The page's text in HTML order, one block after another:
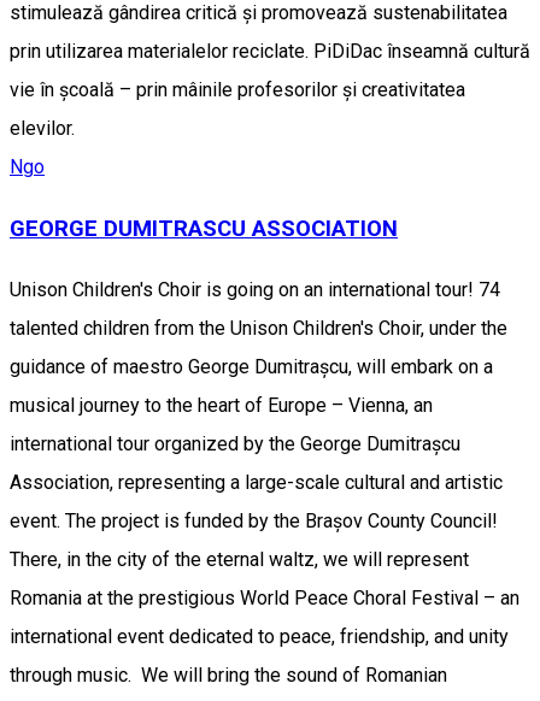
stimulează gândirea critică și promovează sustenabilitatea
prin utilizarea materialelor reciclate. PiDiDac înseamnă cultură
vie în școală – prin mâinile profesorilor și creativitatea
elevilor.
Ngo
GEORGE DUMITRASCU ASSOCIATION
Unison Children's Choir is going on an international tour! 74
talented children from the Unison Children's Choir, under the
guidance of maestro George Dumitrașcu, will embark on a
musical journey to the heart of Europe – Vienna, an
international tour organized by the George Dumitrașcu
Association, representing a large-scale cultural and artistic
event. The project is funded by the Brașov County Council!
There, in the city of the eternal waltz, we will represent
Romania at the prestigious World Peace Choral Festival – an
international event dedicated to peace, friendship, and unity
through music. We will bring the sound of Romanian